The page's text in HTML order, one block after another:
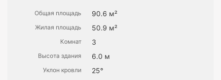
Общая площадь 90.6 м²
Жилая площадь 50.9 м²
Комнат 3
Высота здания 6.0 м
Уклон кровли
25°